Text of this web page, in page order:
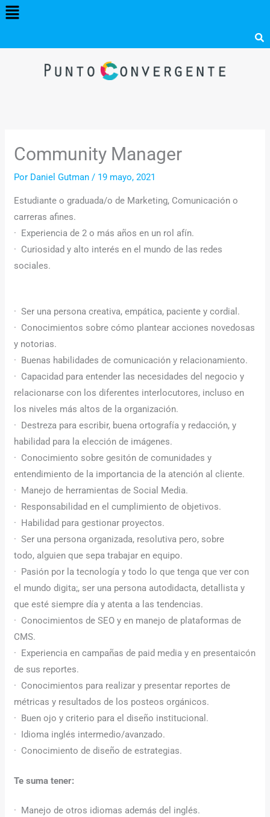
Menú
Community Manager
Por Daniel Gutman/ 19 mayo, 2021
Estudiante o graduada/o de Marketing, Comunicación o
carreras afines.
· Experiencia de 2 o más años en un rol afín.
· Curiosidad y alto interés en el mundo de las redes
sociales.
· Ser una persona creativa, empática, paciente y cordial.
· Conocimientos sobre cómo plantear acciones novedosas
y notorias.
· Buenas habilidades de comunicación y relacionamiento.
· Capacidad para entender las necesidades del negocio y
relacionarse con los diferentes interlocutores, incluso en
los niveles más altos de la organización.
· Destreza para escribir, buena ortografía y redacción, y
habilidad para la elección de imágenes.
· Conocimiento sobre gesitón de comunidades y
entendimiento de la importancia de la atención al cliente.
· Manejo de herramientas de Social Media.
· Responsabilidad en el cumplimiento de objetivos.
· Habilidad para gestionar proyectos.
· Ser una persona organizada, resolutiva pero, sobre
todo, alguien que sepa trabajar en equipo.
· Pasión por la tecnología y todo lo que tenga que ver con
el mundo digita;, ser una persona autodidacta, detallista y
que esté siempre día y atenta a las tendencias.
· Conocimientos de SEO y en manejo de plataformas de
CMS.
· Experiencia en campañas de paid media y en presentaicón
de sus reportes.
· Conocimientos para realizar y presentar reportes de
métricas y resultados de los posteos orgánicos.
· Buen ojo y criterio para el diseño institucional.
· Idioma inglés intermedio/avanzado.
· Conocimiento de diseño de estrategias.
Te suma tener:
· Manejo de otros idiomas además del inglés.